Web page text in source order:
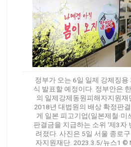
정부가 오는 6일 일제 강제징용
식 발표할 예정이다. 정부안은
의 일제강제동원피해자지원재
2018년 대법원의 배상 확정판
게 일본 피고기업(일본제철·미
판결금을 지급하는 소위 ‘제3자
려졌다. 사진은 5일 서울 종로
자지원재단. 2023.3.5/뉴스1 ©